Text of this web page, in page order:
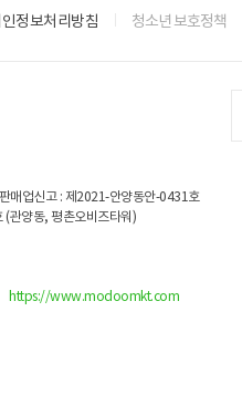
정보처리방침 청소년 보호정책
매업신고 : 제2021-안양동안-0431호
관양동, 평촌오비즈타워)
https://www.modoomkt.com